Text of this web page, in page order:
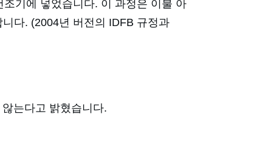
기에 넣었습니다. 이 과정은 이불 아
다. (2004년 버전의 IDFB 규정과
는다고 밝혔습니다.